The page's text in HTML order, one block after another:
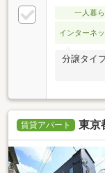
一人暮
インターネ
分譲タイ
賃貸アパート 東京